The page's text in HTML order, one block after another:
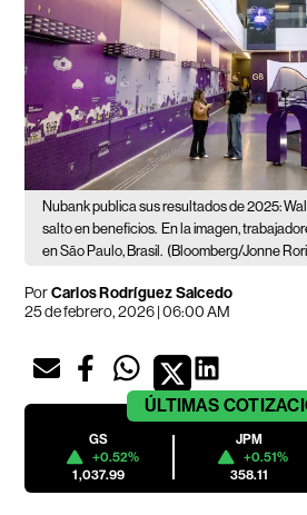
Nubank publica sus resultados de 2025:
salto en beneficios. En la imagen,
en São Paulo, Brasil. (Bloomberg/Jonne
PorCarlos Rodríguez Salcedo
25 de febrero, 2026 | 06:00 AM
ÚLTIMAS
GS
+0.52%
1,037.99
JPM
+0.51%
358.11